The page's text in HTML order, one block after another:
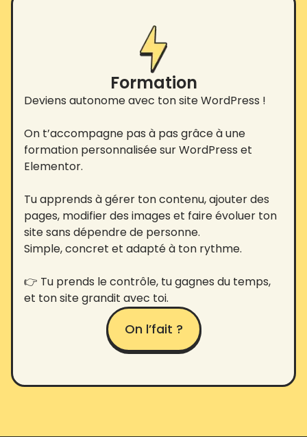
Formation
Deviens autonome avec ton site WordPress !
On t’accompagne pas à pas grâce à une
formation personnalisée sur WordPress et
Elementor.
Tu apprends à gérer ton contenu, ajouter des
pages, modifier des images et faire évoluer ton
site sans dépendre de personne.
Simple, concret et adapté à ton rythme.
👉 Tu prends le contrôle, tu gagnes du temps,
et ton site grandit avec toi.
On l’fait ?